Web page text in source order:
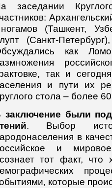
заседании
(Ташкент,
(Санкт-
как
так и
и пути их
стола – более
заключение были
. Выбор
в
и
тот факт, что
которые